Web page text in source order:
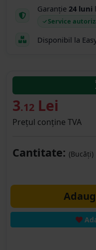
Garanție 24 luni
Service
Disponibil la
3.12 Lei
Prețul conține TVA
Cantitate: (Bucăți)